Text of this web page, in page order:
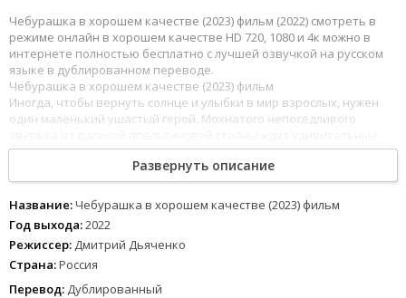
Чебурашка в хорошем качестве (2023) фильм (2022) смотреть в
режиме онлайн в хорошем качестве HD 720, 1080 и 4к можно в
интернете полностью бесплатно с лучшей озвучкой на русском
языке в дублированном переводе.
Чебурашка в хорошем качестве (2023) фильм
Иногда, чтобы вернуть солнце и улыбки в мир взрослых, нужен
один маленький ушастый герой. Мохнатого непоседливого
приключения в тихом приморском городке, где ему предстоит.
Помогать и мешать! — ему в этом будут нелюдимый старик-
садовник, странная тетя-модница и ее капризная внучка,
мальчик, который никак не начнет говорить, и его мама, которой
приходится несладко, хотя она и варит самый вкусный на свете
шоколад.
209210211212213 214215 216217
1
7
Развернуть описание
Название:Чебурашка в хорошем качестве (2023) фильм
Год выхода:2022
Режиссер: Дмитрий Дьяченко
Страна:Россия
Перевод: Дублированный